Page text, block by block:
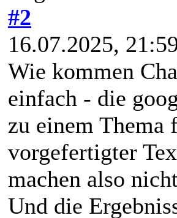
#2
16.07.2025,
Wie kommen
einfach - die
zu einem Thema
vorgefertigter
machen also
Und die